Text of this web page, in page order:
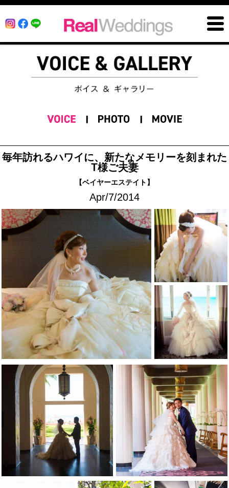
毎年訪れるハワイに、新たなメモリーを刻まれた
T様ご夫妻
【ベイヤーエステイト】
Apr/7/2014